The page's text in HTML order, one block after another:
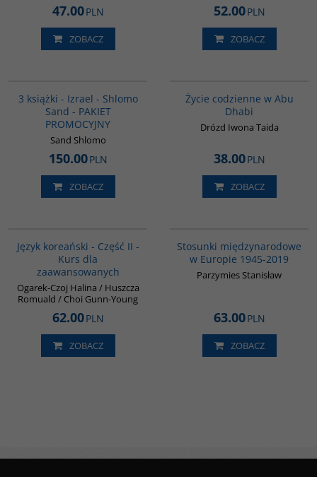
47.00PLN
ZOBACZ
52.00PLN
ZOBACZ
3 książki - Izrael - Shlomo
Sand - PAKIET
PROMOCYJNY
Sand Shlomo
150.00PLN
ZOBACZ
Życie codzienne w Abu
Dhabi
Drózd Iwona Taida
38.00PLN
ZOBACZ
Język koreański - Część II -
Kurs dla
zaawansowanych
Ogarek-Czoj Halina / Huszcza
Romuald / Choi Gunn-Young
62.00PLN
ZOBACZ
Stosunki międzynarodowe
w Europie 1945-2019
Parzymies Stanisław
63.00PLN
ZOBACZ